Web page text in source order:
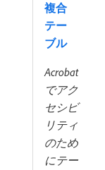
複合
テー
ブル
Acrobat
でアク
セシビ
リティ
のため
にテー